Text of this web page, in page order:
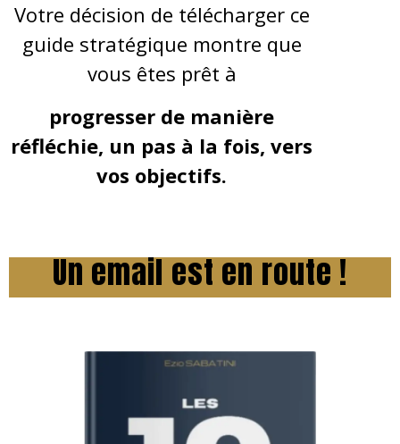
Votre décision de télécharger ce
guide stratégique montre que
vous êtes prêt à
progresser de manière
réfléchie, un pas à la fois, vers
vos objectifs.
Un email est en route !